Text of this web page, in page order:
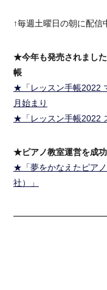
↑毎週土曜日の朝に配
★今年も発売されまし
帳
★「レッスン手帳2022
月始まり
★「レッスン手帳2022
★ピアノ教室運営を成
★「夢をかなえたピア
社）」